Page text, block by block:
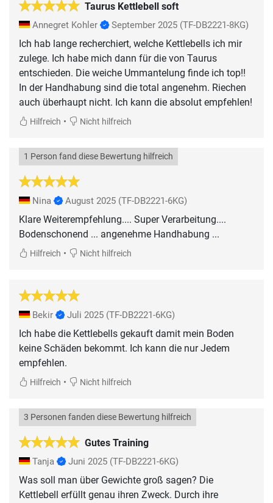
Taurus Kettlebell soft
Annegret Kohler September 2025 (TF-DB2221-8KG)
Ich hab lange recherchiert, welche Kettlebells ich mir
zulege. Ich habe mich dann für die von Taurus
entschieden. Die weiche Ummantelung finde ich top!!
In der Handhabung sind die total angenehm. Riechen
auch überhaupt nicht. Ich kann die absolut empfehlen!
Hilfreich • Nicht hilfreich
1 Person fand diese Bewertung hilfreich
Nina August 2025 (TF-DB2221-6KG)
Klare Weiterempfehlung.... Super Verarbeitung....
Bodenschonend ... angenehme Handhabung ...
Hilfreich • Nicht hilfreich
Bekir Juli 2025 (TF-DB2221-6KG)
Ich habe die Kettlebells gekauft damit mein Boden
keine Schäden bekommt. Ich kann die nur Jedem
empfehlen.
Hilfreich • Nicht hilfreich
Gutes Training
3 Personen fanden diese Bewertung hilfreich
Tanja Juni 2025 (TF-DB2221-6KG)
Was soll man über Gewichte groß sagen? Die
Kettlebell erfüllt genau ihren Zweck. Durch ihre